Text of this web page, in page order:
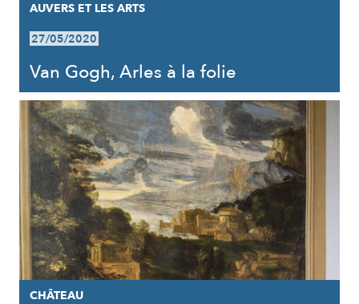
AUVERS ET LES ARTS
27/05/2020
Van Gogh, Arles à la folie
CHÂTEAU